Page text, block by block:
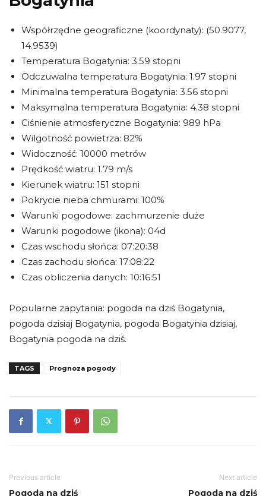
Współrzędne geograficzne (koordynaty): (50.9077,
14.9539)
Temperatura Bogatynia: 3.59 stopni
Odczuwalna temperatura Bogatynia: 1.97 stopni
Minimalna temperatura Bogatynia: 3.56 stopni
Maksymalna temperatura Bogatynia: 4.38 stopni
Ciśnienie atmosferyczne Bogatynia: 989 hPa
Wilgotność powietrza: 82%
Widoczność: 10000 metrów
Prędkość wiatru: 1.79 m/s
Kierunek wiatru: 151 stopni
Pokrycie nieba chmurami: 100%
Warunki pogodowe: zachmurzenie duże
Warunki pogodowe (ikona): 04d
Czas wschodu słońca: 07:20:38
Czas zachodu słońca: 17:08:22
Czas obliczenia danych: 10:16:51
Popularne zapytania: pogoda na dziś Bogatynia,
pogoda dzisiaj Bogatynia, pogoda Bogatynia dzisiaj,
Bogatynia pogoda na dziś.
TAGS Prognoza pogody
Previous article
Pogoda na dziś
Next article
Pogoda na dziś